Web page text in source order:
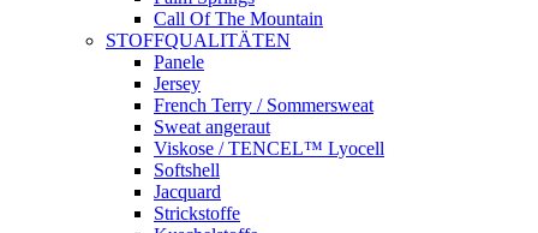
Call Of The Mountain
STOFFQUALITÄTEN
Panele
Jersey
French Terry / Sommersweat
Sweat angeraut
Viskose / TENCEL™ Lyocell
Softshell
Jacquard
Strickstoffe